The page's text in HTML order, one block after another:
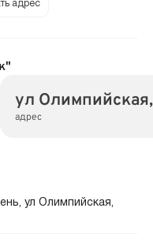
адрес
ул
адрес
ул Олимпийская,